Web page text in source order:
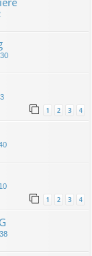
1 2 3 4
1 2 3 4